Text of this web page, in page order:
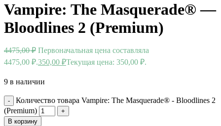
Vampire: The Masquerade® —
Bloodlines 2 (Premium)
4475,00₽ Первоначальная цена составляла
4475,00 ₽.350,00 ₽Текущая цена: 350,00 ₽.
9 в наличии
Количество товара Vampire: The Masquerade® - Bloodlines 2
(Premium)
В корзину